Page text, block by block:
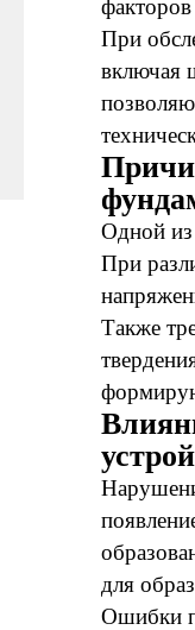
При
включая
Одной из
При
Также
для
Ошибки